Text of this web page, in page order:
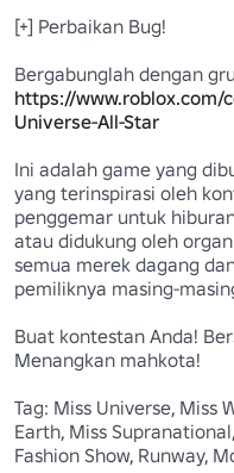
[+] Perbaikan Bug!
https://www.roblox.com/
Universe-All-Star
Ini adalah game yang
yang terinspirasi oleh
penggemar untuk
atau didukung oleh
semua merek dagang
pemiliknya masing-
Buat kontestan Anda!
Menangkan mahkota!
Tag: Miss Universe, Miss
Earth, Miss
Fashion Show, Runway,